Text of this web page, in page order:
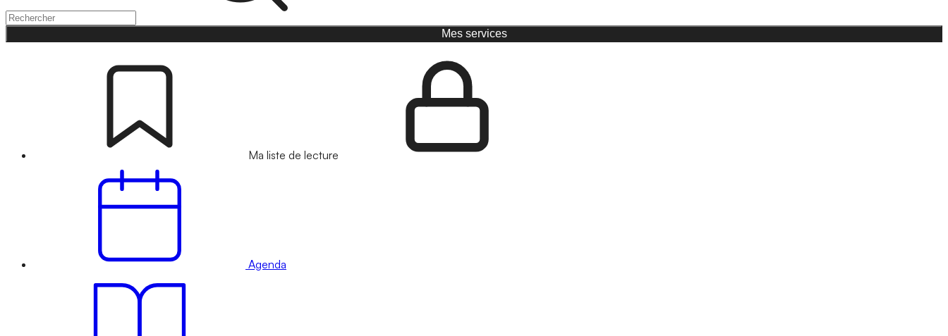
Mes services
Ma liste de lecture
Agenda